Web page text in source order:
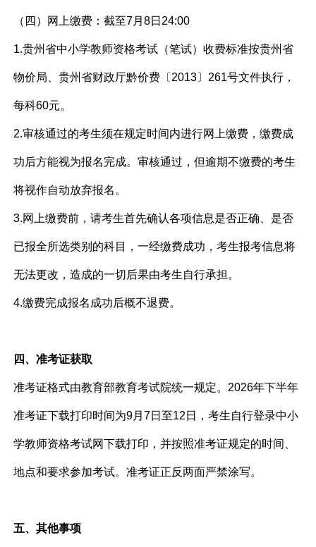
（四）网上缴费：截至7月8日24:00
1.贵州省中小学教师资格考试（笔试）收费标准按贵州省
物价局、贵州省财政厅黔价费〔2013〕261号文件执行，
每科60元。
2.审核通过的考生须在规定时间内进行网上缴费，缴费成
功后方能视为报名完成。审核通过，但逾期不缴费的考生
将视作自动放弃报名。
3.网上缴费前，请考生首先确认各项信息是否正确、是否
已报全所选类别的科目，一经缴费成功，考生报考信息将
无法更改，造成的一切后果由考生自行承担。
4.缴费完成报名成功后概不退费。
四、准考证获取
准考证格式由教育部教育考试院统一规定。2026年下半年
准考证下载打印时间为9月7日至12日，考生自行登录中小
学教师资格考试网下载打印，并按照准考证规定的时间、
地点和要求参加考试。准考证正反两面严禁涂写。
五、其他事项